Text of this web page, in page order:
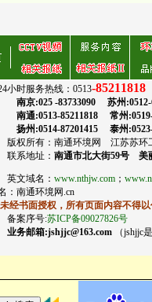
服务热线：0513-85211818
-83733090 苏州:0512-
85211818 常州:0519-
87201415 泰州:0523-
有：南通环境网 江苏苏环工
地址： 南通市北大街59号 美
域名： www.nthjw.com ；
：南通环境网.cn
面授权，所有页面内容不得以
序号:苏ICP备09027826号
箱:jshjjc@163.com （jshjjc